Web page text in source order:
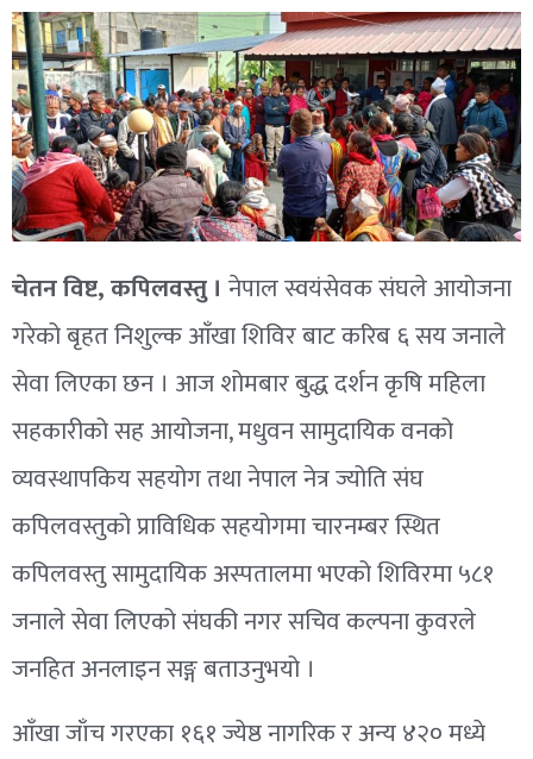
चेतन विष्ट, कपिलवस्तु । नेपाल स्वयंसेवक संघले आयोजना
गरेको बृहत निशुल्क आँखा शिविर बाट करिब ६ सय जनाले
सेवा लिएका छन । आज शोमबार बुद्ध दर्शन कृषि महिला
सहकारीको सह आयोजना, मधुवन सामुदायिक वनको
व्यवस्थापकिय सहयोग तथा नेपाल नेत्र ज्योति संघ
कपिलवस्तुको प्राविधिक सहयोगमा चारनम्बर स्थित
कपिलवस्तु सामुदायिक अस्पतालमा भएको शिविरमा ५८१
जनाले सेवा लिएको संघकी नगर सचिव कल्पना कुवरले
जनहित अनलाइन सङ्ग बताउनुभयो ।
आँखा जाँच गरएका १६१ ज्येष्ठ नागरिक र अन्य ४२० मध्ये